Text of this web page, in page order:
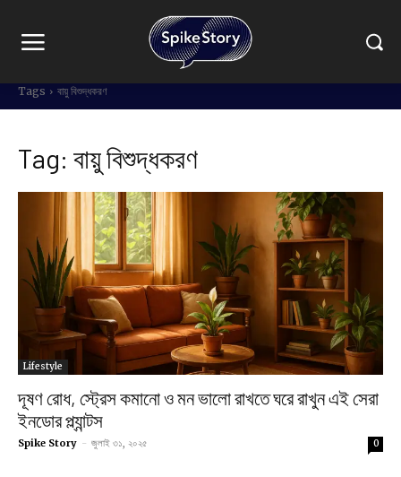
Tags বায়ু বিশুদ্ধকরণ
Tag: বায়ু বিশুদ্ধকরণ
Lifestyle
দূষণ রোধ, স্ট্রেস কমানো ও মন ভালো রাখতে ঘরে রাখুন এই সেরা
ইনডোর প্ল্যান্টস
Spike Story - জুলাই ৩১, ২০২৫ 0